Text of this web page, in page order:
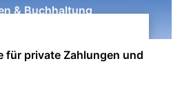
& Buchhaltung
für private Zahlungen und